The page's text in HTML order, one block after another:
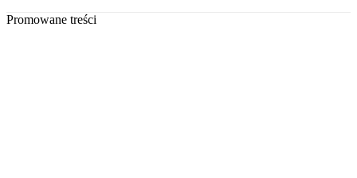
Promowane treści